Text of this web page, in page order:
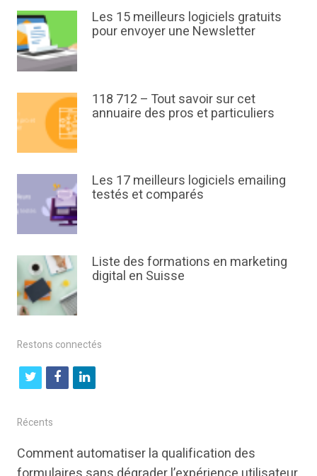
Les 15 meilleurs logiciels gratuits
pour envoyer une Newsletter
118 712 – Tout savoir sur cet
annuaire des pros et particuliers
Les 17 meilleurs logiciels emailing
testés et comparés
Liste des formations en marketing
digital en Suisse
Restons connectés
t
i
t
f
b
l
k
e
Récents
Comment automatiser la qualification des